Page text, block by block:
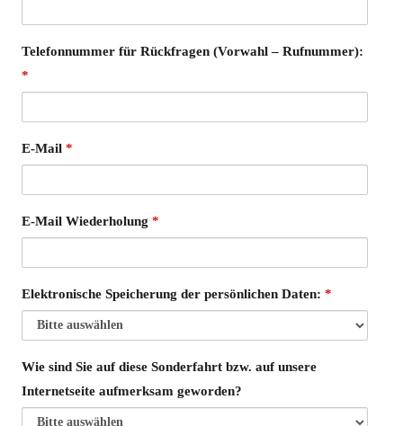
Telefonnummer für Rückfragen (Vorwahl – Rufnummer):
*
E-Mail *
E-Mail Wiederholung *
Elektronische Speicherung der persönlichen Daten: *
Wie sind Sie auf diese Sonderfahrt bzw. auf unsere
Internetseite aufmerksam geworden?